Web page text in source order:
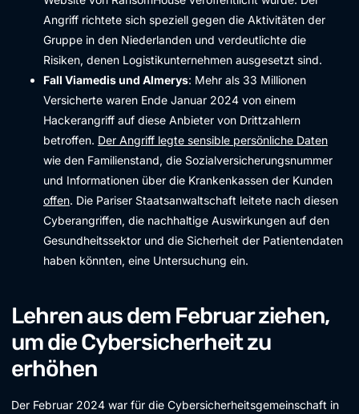
Angriff richtete sich speziell gegen die Aktivitäten der
Gruppe in den Niederlanden und verdeutlichte die
Risiken, denen Logistikunternehmen ausgesetzt sind.
Fall Viamedis und Almerys: Mehr als 33 Millionen
Versicherte waren Ende Januar 2024 von einem
Hackerangriff auf diese Anbieter von Drittzahlern
betroffen. Der Angriff legte sensible persönliche Daten
wie den Familienstand, die Sozialversicherungsnummer
und Informationen über die Krankenkassen der Kunden
offen. Die Pariser Staatsanwaltschaft leitete nach diesen
Cyberangriffen, die nachhaltige Auswirkungen auf den
Gesundheitssektor und die Sicherheit der Patientendaten
haben könnten, eine Untersuchung ein.
Lehren aus dem Februar ziehen,
um die Cybersicherheit zu
erhöhen
Der Februar 2024 war für die Cybersicherheitsgemeinschaft in